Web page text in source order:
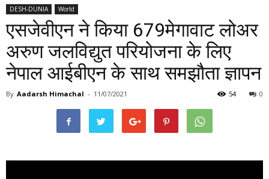
DESH-DUNIA World
एसजेवीएन ने किया 679मेगावाट लोअर
अरुण जलविद्युत परियोजना के लिए
नेपाल आईबीएन के साथ समझौता ज्ञापन
By Aadarsh Himachal - 11/07/2021 0
54